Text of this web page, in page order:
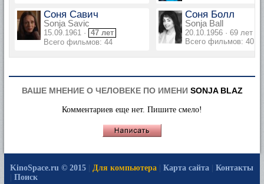
Соня Савич
Sonja Savic
15.09.1961 · 47 лет
Всего фильмов: 44
Соня Болл
Sonja Ball
20.10.1956 · 69 лет
Всего фильмов: 40
ВАШЕ МНЕНИЕ О ЧЕЛОВЕКЕ ПО ИМЕНИ SONJA BLAZ
Комментариев еще нет. Пишите смело!
KinoSpace.ru © 2015 Для компьютера Карта сайта
Контакты
Поиск